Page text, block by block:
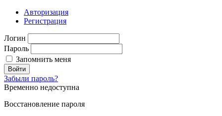
Авторизация
Регистрация
Логин
Пароль
Запомнить меня
Войти
Забыли пароль?
Временно недоступна
Восстановление пароля